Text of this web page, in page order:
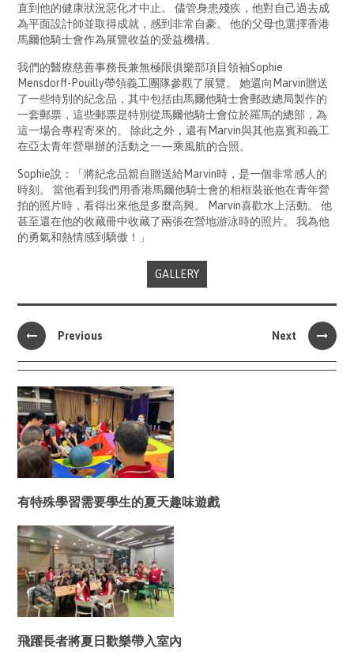
直到他的健康狀況惡化才中止。 儘管身患殘疾，他對自己過去成
為平面設計師並取得成就，感到非常自豪。 他的父母也選擇香港
馬爾他騎士會作為展覽收益的受益機構。
我們的醫療慈善事務長兼無極限俱樂部項目領袖Sophie
Mensdorff-Pouilly帶領義工團隊參觀了展覽。 她還向Marvin贈送
了一些特別的紀念品，其中包括由馬爾他騎士會郵政總局製作的
一套郵票，這些郵票是特別從馬爾他騎士會位於羅馬的總部，為
這一場合專程寄來的。 除此之外，還有Marvin與其他嘉賓和義工
在亞太青年營舉辦的活動之一—乘風航的合照。
Sophie說：「將紀念品親自贈送給Marvin時，是一個非常感人的
時刻。 當他看到我們用香港馬爾他騎士會的相框裝嵌他在青年營
拍的照片時，看得出來他是多麼高興。 Marvin喜歡水上活動。 他
甚至還在他的收藏冊中收藏了兩張在營地游泳時的照片。 我為他
的勇氣和熱情感到驕傲！」
GALLERY
Previous Next
有特殊學習需要學生的夏天趣味遊戲
飛躍長者將夏日歡樂帶入室內